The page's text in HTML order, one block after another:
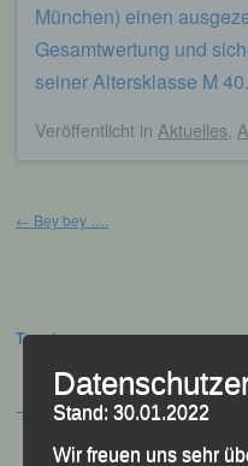
München) einen
Gesamtwertung und
seiner Altersklasse M 40.
Veröffentlicht in Aktuelles
← Bey bey ….
Termine:
Stand: 30.01.2022
Wir freuen uns sehr